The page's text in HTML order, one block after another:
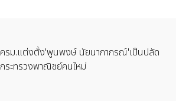
​ครม.แต่งตั้ง'พูนพงษ์ นัยนาภากรณ์'เป็นปลัด
กระทรวงพาณิชย์คนใหม่